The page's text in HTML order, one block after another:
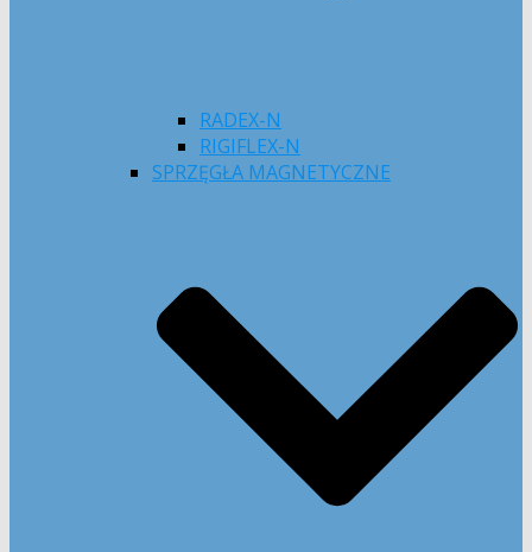
RADEX-N
RIGIFLEX-N
SPRZĘGŁA MAGNETYCZNE